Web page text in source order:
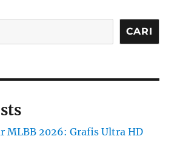
CARI
MLBB 2026: Grafis Ultra HD